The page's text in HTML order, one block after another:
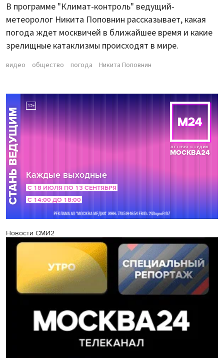
В программе "Климат-контроль" ведущий-
метеоролог Никита Поповнин рассказывает, какая
погода ждет москвичей в ближайшее время и какие
зрелищные катаклизмы происходят в мире.
видео общество погода Никита Поповнин
Новости СМИ2